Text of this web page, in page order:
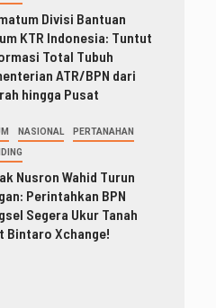
Divisi Bantuan
KTR Indonesia: Tuntut
Total Tubuh
ATR/BPN dari
hingga Pusat
NASIONAL PERTANAHAN
Nusron Wahid Turun
Perintahkan BPN
Segera Ukur Tanah
Bintaro Xchange!